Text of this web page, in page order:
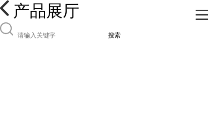
产品展厅
搜索